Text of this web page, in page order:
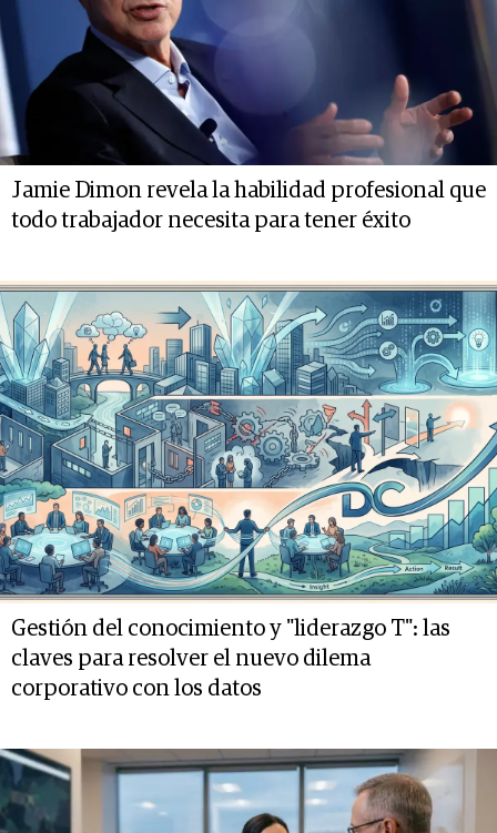
Jamie Dimon revela la habilidad profesional que
todo trabajador necesita para tener éxito
Gestión del conocimiento y "liderazgo T": las
claves para resolver el nuevo dilema
corporativo con los datos